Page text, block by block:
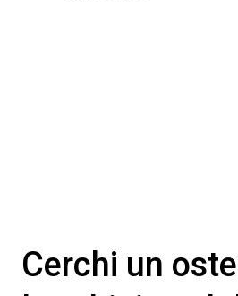
Cerchi un